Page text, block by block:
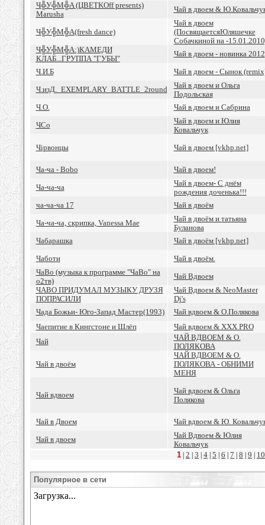
Ч╬У╬М╬A (ЦВЕТKOff presents)
Marusha
Чай в двоем &
Ч╬У╬М╬A(fresh dance)
Чай в двоем
(ПосвящаетсяЮляшечке
Собачкиной на -
Ч╬У╬М╬A:)КАМЕДИ
КЛАБ...ГРУППА "ГУБЫ"
Чай в двоем - новинка 2012
Ч.И.Б
Чай в двоем - Сынок
Ч.изД._EXEMPLARY_BATTLE_2round
Чай в двоем и Ольга
Подольская
Ч.О.
Чай в двоем и Сабрина
ЧCo
Чай в двоем и Юлия
Ковальчук
Чiрвонцы
Чай в двоем [vkhp.net]
Ча-ча - Bobo
Чай в двоем!
Ча-ча-ча
Чай в двоем- С днём
рождения доченька!!!
ча-ча-ча 17
Чай в двоём
Ча-ча-ча, скрипка, Vanessa Mae
Чай в двоём и татьяна
Буланова
Чабарашка
Чай в двоём [vkhp.net]
Чаботи
Чай в двоём.
ЧаВо (музыка к программе "ЧаВо" на
о2тв)
Чай Вдвоем
ЧАВО ПРИДУМАЛ МУЗЫКУ ДРУЗЯ
ПОПРАСИЛИ
Чай Вдвоем & NeoMaster
Dj's
Чада Божьи- Юго-Запад Мастер(1993)
Чай вдвоем & O.Полякова
Чаепитие в Кингстоне и Шлёп
Чай вдвоем & XXX PRO
Чай
ЧАЙ ВДВОЕМ & О.
ПОЛЯКОВА
Чай в двоём
ЧАЙ ВДВОЕМ & О.
ПОЛЯКОВА - ОБНИМИ
МЕНЯ
Чай вдвоем
Чай вдвоем & Ольга
Полякова
Чай в Двоем
Чай вдвоем & Ю.
Чай в двоем
Чай Вдвоем & Юлия
Ковальчук
1 2 3 4 5 6 7 8 9 10
Популярное в сети